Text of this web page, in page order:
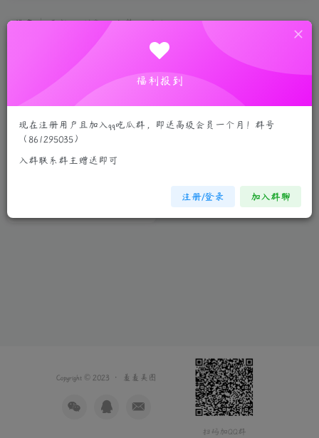
排序 更新 浏览 点赞 评论
单纯可爱萝莉粉嫩吊带裙闺房
性感图片
Copyright © 2023 · 羞羞美图
扫码加QQ群
福利报到
现在注册用户且加入qq吃瓜群，即送高级会员一个月！群号
（861295035）
入群联系群主赠送即可
注册/登录 加入群聊